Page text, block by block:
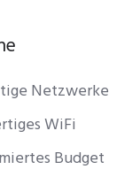
Netzwerke
WiFi
Budget